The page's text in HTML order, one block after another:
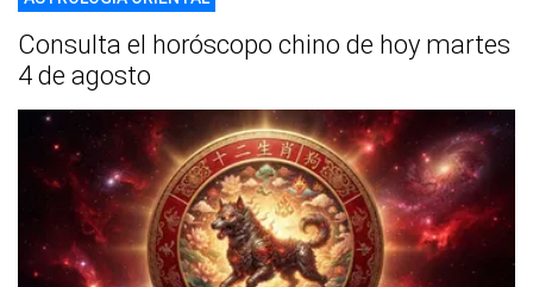
Consulta el horóscopo chino de hoy martes
4 de agosto